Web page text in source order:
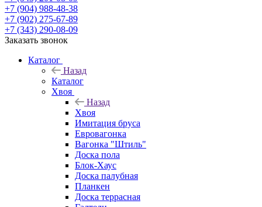
+7 (904) 988-48-38
+7 (902) 275-67-89
+7 (343) 290-08-09
Заказать звонок
Каталог
Назад
Каталог
Хвоя
Назад
Хвоя
Имитация бруса
Евровагонка
Вагонка "Штиль"
Доска пола
Блок-Хаус
Доска палубная
Планкен
Доска террасная